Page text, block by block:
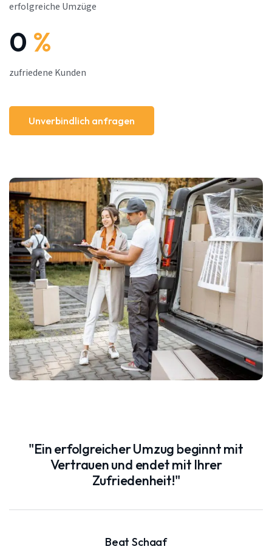
"Ein erfolgreicher Umzug beginnt mit
Vertrauen und endet mit Ihrer
Zufriedenheit!"
Beat Schaaf
erfolgreiche Umzüge
0 %
zufriedene Kunden
Unverbindlich anfragen